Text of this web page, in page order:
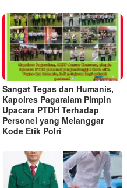
Sangat Tegas dan Humanis,
Kapolres Pagaralam Pimpin
Upacara PTDH Terhadap
Personel yang Melanggar
Kode Etik Polri